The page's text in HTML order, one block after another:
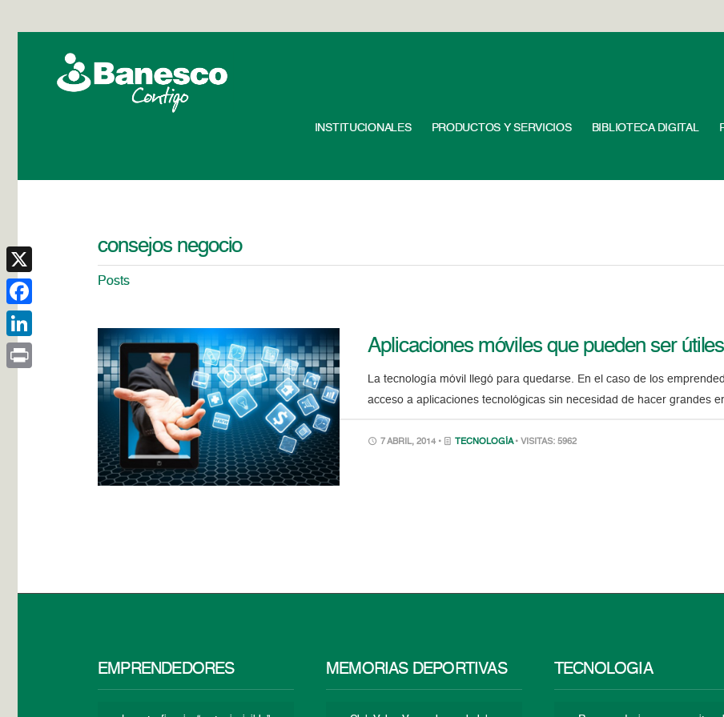
INSTITUCIONALES PRODUCTOS Y SERVICIOS BIBLIOTECA DIGITAL
consejos negocio
Posts
Aplicaciones móviles que pueden ser
La tecnología móvil llegó para quedarse. En el caso de los
acceso a aplicaciones tecnológicas sin necesidad de hacer grandes
7 ABRIL, 2014 • TECNOLOGÍA • VISITAS: 5962
EMPRENDEDORES MEMORIAS DEPORTIVAS TECNOLOGÍA
X
Facebook
LinkedIn